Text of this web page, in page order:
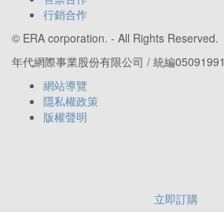
立即訂購
行銷合作
© ERA corporation. - All Rights Reserved.
年代網際事業股份有限公司 / 統編05091991
網站導覽
隱私權政策
版權聲明